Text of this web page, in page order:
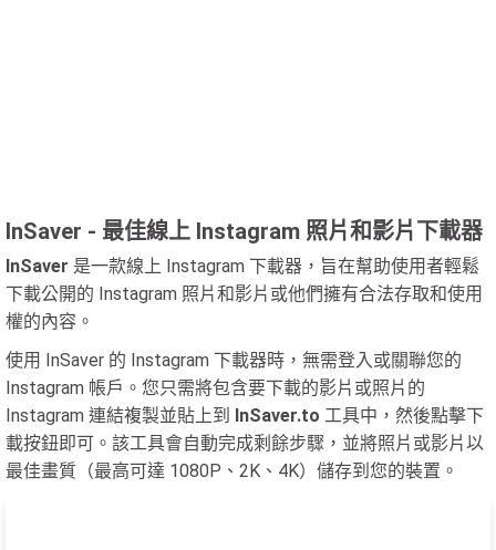
InSaver - 最佳線上 Instagram 照片和影片下載器
InSaver 是一款線上 Instagram 下載器，旨在幫助使用者輕鬆
下載公開的 Instagram 照片和影片或他們擁有合法存取和使用
權的內容。
使用 InSaver 的 Instagram 下載器時，無需登入或關聯您的
Instagram 帳戶。您只需將包含要下載的影片或照片的
Instagram 連結複製並貼上到 InSaver.to 工具中，然後點擊下
載按鈕即可。該工具會自動完成剩餘步驟，並將照片或影片以
最佳畫質（最高可達 1080P、2K、4K）儲存到您的裝置。